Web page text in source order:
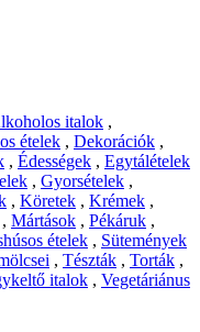
italok ,
ételek , Dekorációk ,
, Édességek , Egytálételek
, Gyorsételek ,
, Köretek , Krémek ,
, Mártások , Pékáruk ,
ételek , Sütemények
, Tészták , Torták ,
italok , Vegetáriánus